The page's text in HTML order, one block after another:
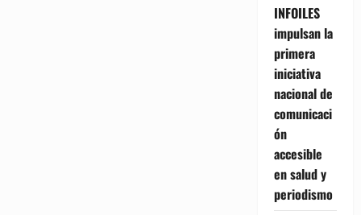
INFOILES
impulsan la
primera
iniciativa
nacional de
comunicaci
ón
accesible
en salud y
periodismo